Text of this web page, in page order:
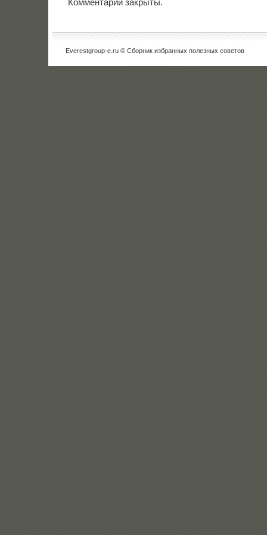
Комментарии закрыты.
Everestgroup-e.ru © Сборник избранных полезных советов